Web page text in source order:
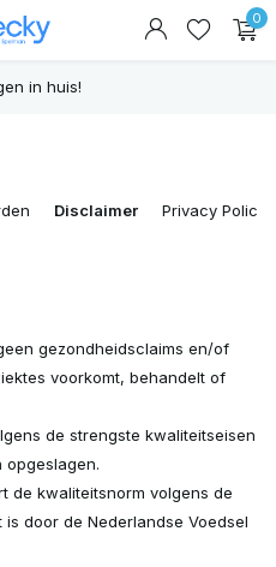
0
in huis!
Disclaimer Privacy Policy
gezondheidsclaims en/of
voorkomt, behandelt of
de strengste kwaliteitseisen
de kwaliteitsnorm volgens de
door de Nederlandse Voedsel